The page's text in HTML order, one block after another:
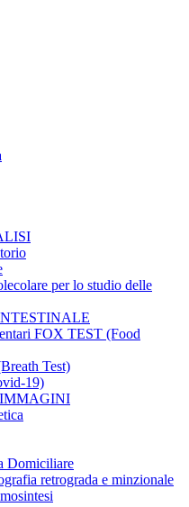
per lo studio delle
FOX TEST (Food
Test)
19)
Domiciliare
retrograda e minzionale